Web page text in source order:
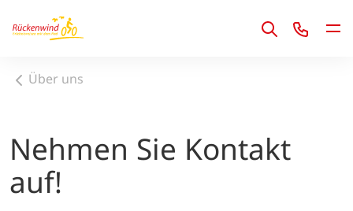
1
Über uns
Nehmen Sie Kontakt
auf!